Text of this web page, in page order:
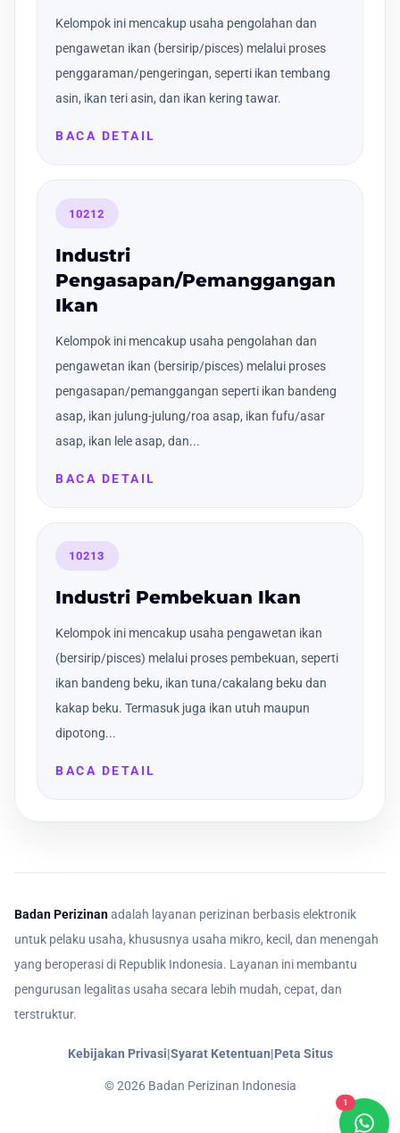
Kelompok ini mencakup usaha pengolahan dan
pengawetan ikan (bersirip/pisces) melalui proses
penggaraman/pengeringan, seperti ikan tembang
asin, ikan teri asin, dan ikan kering tawar.
BACA DETAIL
10212
Industri
Pengasapan/Pemanggangan
Ikan
Kelompok ini mencakup usaha pengolahan dan
pengawetan ikan (bersirip/pisces) melalui proses
pengasapan/pemanggangan seperti ikan bandeng
asap, ikan julung-julung/roa asap, ikan fufu/asar
asap, ikan lele asap, dan...
BACA DETAIL
10213
Industri Pembekuan Ikan
Kelompok ini mencakup usaha pengawetan ikan
(bersirip/pisces) melalui proses pembekuan, seperti
ikan bandeng beku, ikan tuna/cakalang beku dan
kakap beku. Termasuk juga ikan utuh maupun
dipotong...
BACA DETAIL
Badan Perizinanadalah layanan perizinan berbasis elektronik
untuk pelaku usaha, khususnya usaha mikro, kecil, dan menengah
yang beroperasi di Republik Indonesia. Layanan ini membantu
pengurusan legalitas usaha secara lebih mudah, cepat, dan
terstruktur.
Kebijakan Privasi|Syarat Ketentuan|Peta Situs
©2026Badan Perizinan Indonesia
1